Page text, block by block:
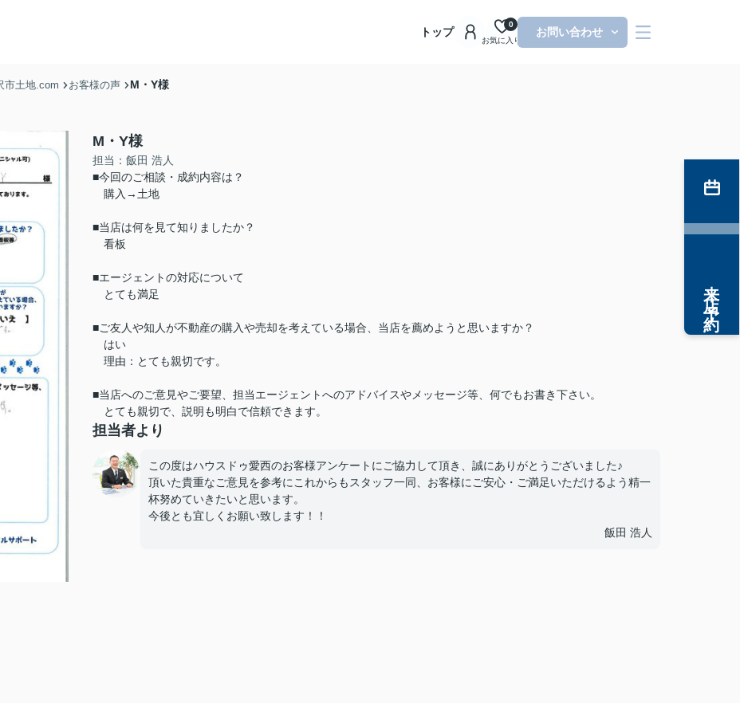
トップ
お気に入り
0
お問い合わせ
市土地.com お客様の声 M・Y様
M・Y様
担当：飯田 浩人
■今回のご相談・成約内容は？
購入→土地
■当店は何を見て知りましたか？
看板
■エージェントの対応について
とても満足
■ご友人や知人が不動産の購入や売却を考えている場合、当店を薦めようと思いますか？
はい
理由：とても親切です。
■当店へのご意見やご要望、担当エージェントへのアドバイスやメッセージ等、何でもお書き下さい。
とても親切で、説明も明白で信頼できます。
担当者より
この度はハウスドゥ愛西のお客様アンケートにご協力して頂き、誠にありがとうございました♪
頂いた貴重なご意見を参考にこれからもスタッフ一同、お客様にご安心・ご満足いただけるよう精一
杯努めていきたいと思います。
今後とも宜しくお願い致します！！
飯田 浩人
来店予約